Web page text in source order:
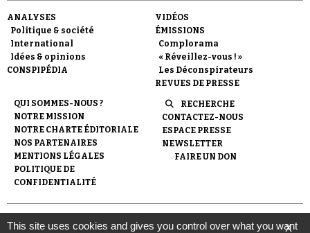
Faire un don
Demander à Vera
ANALYSES
Politique & société
International
Idées & opinions
CONSPIPÉDIA
VIDÉOS
ÉMISSIONS
Complorama
« Réveillez-vous ! »
Les Déconspirateurs
REVUES DE PRESSE
QUI SOMMES-NOUS ?
NOTRE MISSION
NOTRE CHARTE ÉDITORIALE
NOS PARTENAIRES
MENTIONS LÉGALES
POLITIQUE DE
CONFIDENTIALITÉ
RECHERCHE
CONTACTEZ-NOUS
ESPACE PRESSE
NEWSLETTER
FAIRE UN DON
© 2007- 2026 Conspiracy Watch | Une réalisation de
l'Observatoire du conspirationnisme (association loi de 1901) avec
X
This site uses cookies and gives you control over what you want